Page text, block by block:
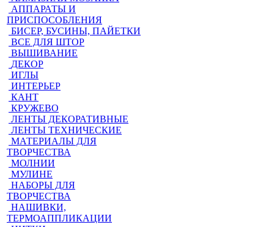
АППАРАТЫ И
ПРИСПОСОБЛЕНИЯ
БИСЕР, БУСИНЫ, ПАЙЕТКИ
ВСЕ ДЛЯ ШТОР
ВЫШИВАНИЕ
ДЕКОР
ИГЛЫ
ИНТЕРЬЕР
КАНТ
КРУЖЕВО
ЛЕНТЫ ДЕКОРАТИВНЫЕ
ЛЕНТЫ ТЕХНИЧЕСКИЕ
МАТЕРИАЛЫ ДЛЯ
ТВОРЧЕСТВА
МОЛНИИ
МУЛИНЕ
НАБОРЫ ДЛЯ
ТВОРЧЕСТВА
НАШИВКИ,
ТЕРМОАППЛИКАЦИИ